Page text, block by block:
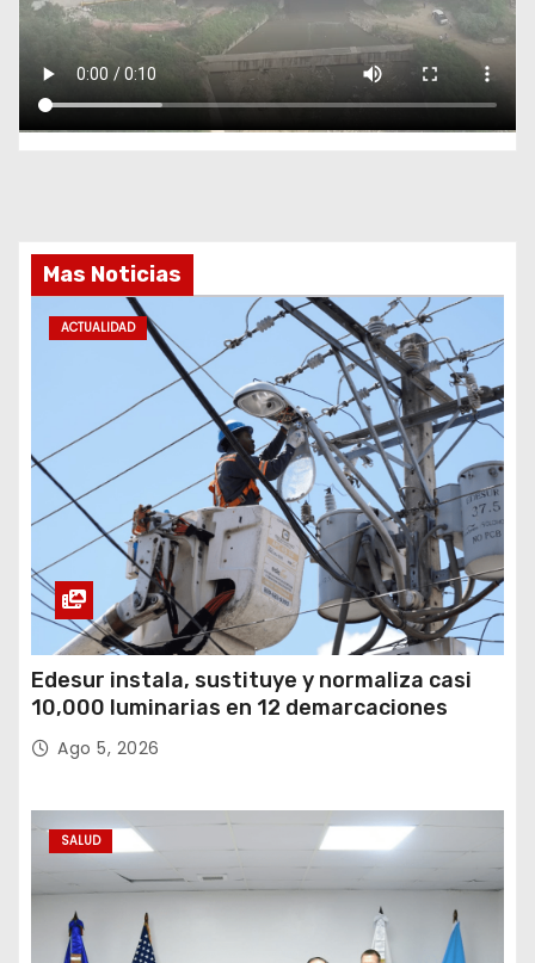
Mas Noticias
ACTUALIDAD
Edesur instala, sustituye y normaliza casi
10,000 luminarias en 12 demarcaciones
Ago 5, 2026
SALUD